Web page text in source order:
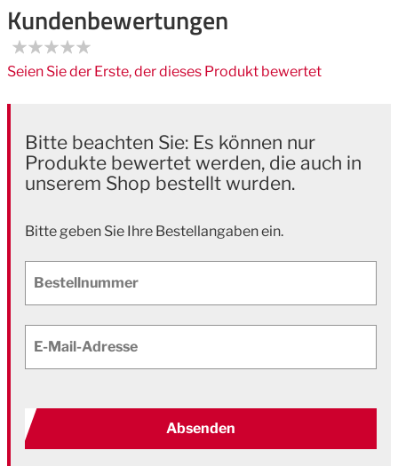
Kundenbewertungen
Seien Sie der Erste, der dieses Produkt bewertet
Bitte beachten Sie: Es können nur
Produkte bewertet werden, die auch in
unserem Shop bestellt wurden.
Bitte geben Sie Ihre Bestellangaben ein.
Bestellnummer
E-Mail-Adresse
Absenden